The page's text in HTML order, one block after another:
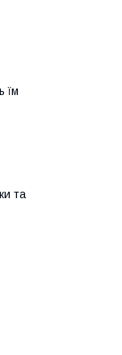
їм
та